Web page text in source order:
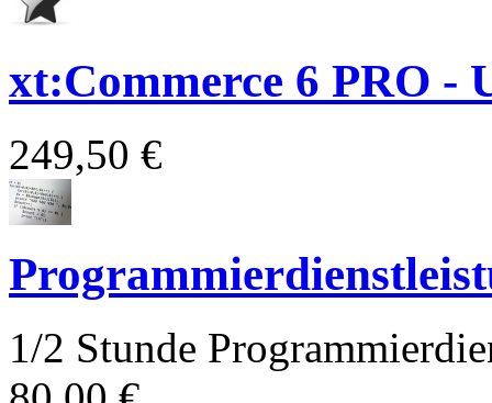
xt:Commerce 6 PRO -
249,50 €
1/2 Stunde